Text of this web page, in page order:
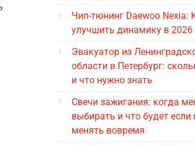
Чип-тюнинг Daewoo Nexia:
улучшить динамику в 2026
Эвакуатор из
области в Петербург:
и что нужно знать
Свечи зажигания: когда
выбирать и что будет если
менять вовремя